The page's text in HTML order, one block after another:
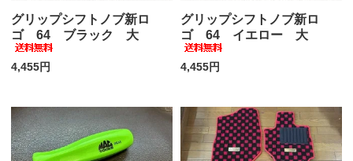
グリップシフトノブ新ロ
ゴ 64 ブラック 大
4,455円
グリップシフトノブ新ロ
ゴ 64 イエロー 大
4,455円